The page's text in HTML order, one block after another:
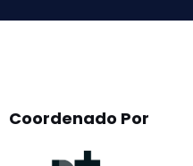
Coordenado Por